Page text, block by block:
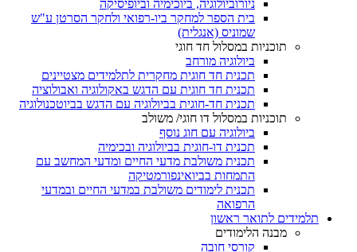
ניורוביולוגיה, ביוכימיה וביופיסיקה
בית הספר למחקר ביו-רפואי ולחקר הסרטן ע"ש
שמוניס (אנגלית)
תוכניות במסלול חד חוגי
ביולוגיה מורחב
תכנית חד חוגית מחקרית לתלמידים מצטיינים
תכנית חד חוגית עם הדגש באקולוגיה ואבולוציה
תכנית חד-חוגית בביולוגיה עם הדגש בביוטכנולוגיה
תוכניות במסלול דו חוגי/ משולב
ביולוגיה עם חוג נוסף
תכנית דו-חוגית בביולוגיה ובכימיה
תכנית משולבת מדעי החיים ומדעי המחשב עם
התמחות בביואינפורמטיקה
תכנית לימודים משולבת במדעי החיים ובמדעי
הרפואה
תלמידים לתואר ראשון
מבנה הלימודים
קורסי חובה